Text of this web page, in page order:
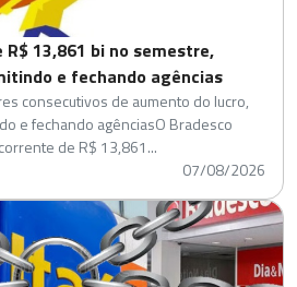
13,861 bi no semestre,
e fechando agências
consecutivos de aumento do lucro,
e fechando agênciasO Bradesco
de R$ 13,861...
07/08/2026